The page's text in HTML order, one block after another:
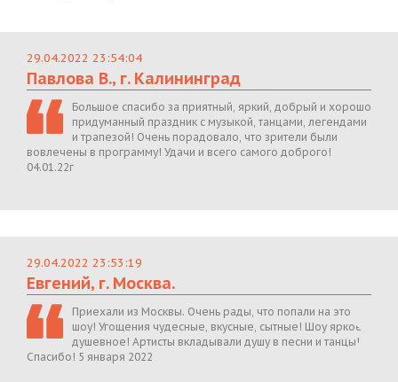
29.04.2022 23:54:04
Павлова В., г. Калининград
Большое спасибо за приятный, яркий, добрый и хорошо
придуманный праздник с музыкой, танцами, легендами
и трапезой! Очень порадовало, что зрители были
вовлечены в программу! Удачи и всего самого доброго!
04.01.22г
29.04.2022 23:53:19
Евгений, г. Москва.
Приехали из Москвы. Очень рады, что попали на это
шоу! Угощения чудесные, вкусные, сытные! Шоу яркое,
душевное! Артисты вкладывали душу в песни и танцы!
Спасибо! 5 января 2022